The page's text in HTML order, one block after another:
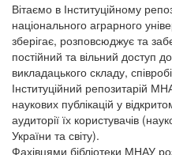
Вітаємо в Інституційному
національного аграрного
зберігає, розповсюджує та
постійний та вільний доступ
викладацького складу,
Інституційний репозитарій
наукових публікацій у
аудиторії їх користувачів
України та світу).
Фахівцями бібліотеки МНАУ